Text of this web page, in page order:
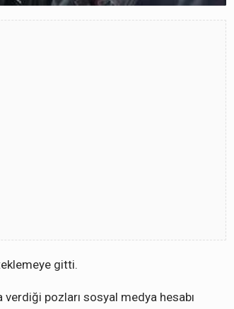
gitti.
pozları sosyal medya hesabı